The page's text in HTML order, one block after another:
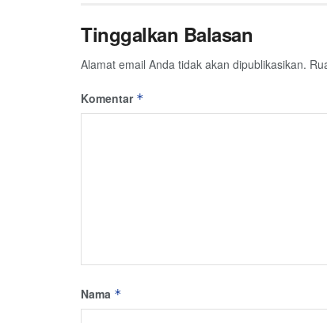
Tinggalkan Balasan
Alamat email Anda tidak akan dipublikasikan.
Komentar *
Nama *